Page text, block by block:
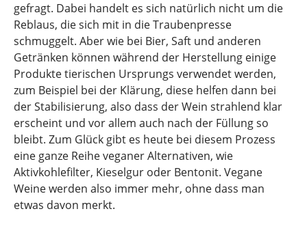
gefragt. Dabei handelt es sich natürlich nicht um die
Reblaus, die sich mit in die Traubenpresse
schmuggelt. Aber wie bei Bier, Saft und anderen
Getränken können während der Herstellung einige
Produkte tierischen Ursprungs verwendet werden,
zum Beispiel bei der Klärung, diese helfen dann bei
der Stabilisierung, also dass der Wein strahlend klar
erscheint und vor allem auch nach der Füllung so
bleibt. Zum Glück gibt es heute bei diesem Prozess
eine ganze Reihe veganer Alternativen, wie
Aktivkohlefilter, Kieselgur oder Bentonit. Vegane
Weine werden also immer mehr, ohne dass man
etwas davon merkt.